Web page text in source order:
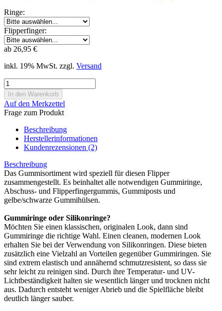
Ringe:
Flipperfinger:
ab 26,95 €
inkl. 19% MwSt. zzgl. Versand
Auf den Merkzettel
Frage zum Produkt
Beschreibung
Herstellerinformationen
Kundenrezensionen (2)
Beschreibung
Das Gummisortiment wird speziell für diesen Flipper
zusammengestellt. Es beinhaltet alle notwendigen Gummiringe,
Abschuss- und Flipperfingergummis, Gummiposts und
gelbe/schwarze Gummihülsen.
Gummiringe oder Silikonringe?
Möchten Sie einen klassischen, originalen Look, dann sind
Gummiringe die richtige Wahl. Einen cleanen, modernen Look
erhalten Sie bei der Verwendung von Silikonringen. Diese bieten
zusätzlich eine Vielzahl an Vorteilen gegenüber Gummiringen. Sie
sind extrem elastisch und annähernd schmutzresistent, so dass sie
sehr leicht zu reinigen sind. Durch ihre Temperatur- und UV-
Lichtbeständigkeit halten sie wesentlich länger und trocknen nicht
aus. Dadurch entsteht weniger Abrieb und die Spielfläche bleibt
deutlich länger sauber.